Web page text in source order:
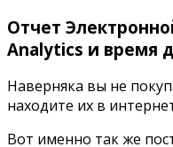
Отчет
Analytics и время
Наверняка вы не
находите их в
Вот именно так же